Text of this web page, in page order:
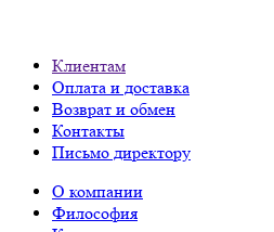
Клиентам
Оплата и доставка
Возврат и обмен
Контакты
Письмо директору
О компании
Философия